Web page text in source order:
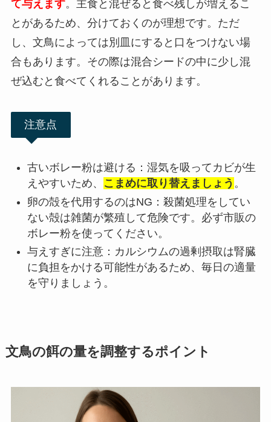
て与えます。主食と混ぜると食べ残しが増えるこ
とがあるため、分けておくのが理想です。ただ
し、文鳥によっては別皿にすると口をつけない場
合もあります。その際は混合シードの中に少し混
ぜ込むと食べてくれることがあります。
注意点
古いボレー粉は避ける：湿気を吸ってカビが生
えやすいため、
こまめに取り替えましょう 。
卵の殻を代用するのはNG：殺菌処理をしてい
ない殻は雑菌が繁殖して危険です。必ず市販の
ボレー粉を使ってください。
与えすぎに注意：カルシウムの過剰摂取は腎臓
に負担をかける可能性があるため、毎日の適量
を守りましょう。
文鳥の餌の量を調整するポイント